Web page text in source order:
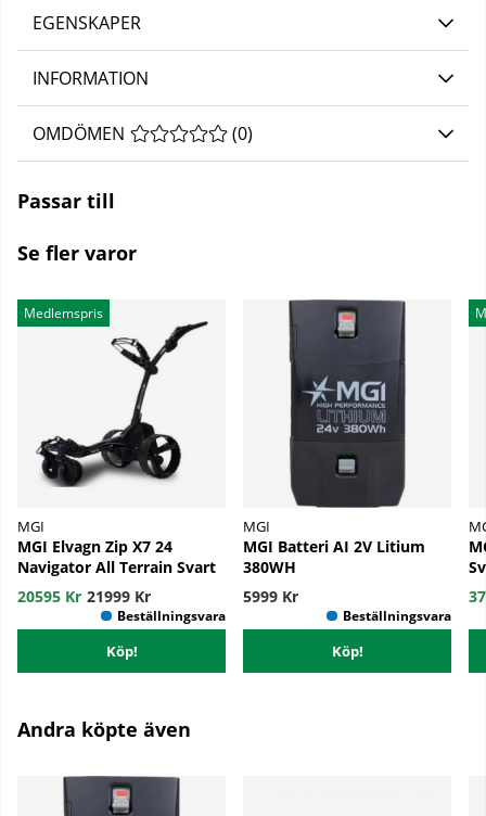
EGENSKAPER
INFORMATION
OMDÖMEN MEDELBETYG 0 AV 5 ANTAL BETYG 0
(0)
Passar till
Se fler varor
Medlemspris
MGI
MGI Elvagn Zip X7 24
Navigator All Terrain Svart
20595 Kr 21999 Kr
Köp!
MGI
MGI Batteri AI 2V Litium
380WH
5999 Kr
Köp!
Andra köpte även